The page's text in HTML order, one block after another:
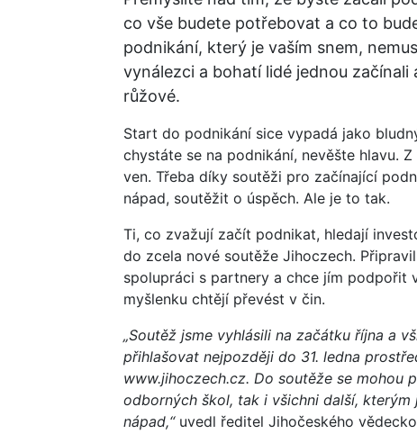
co vše budete potřebovat a co to
podnikání, který je vaším snem,
vynálezci a bohatí lidé jednou
růžové.
Start do podnikání sice vypadá jako
chystáte se na podnikání, nevěšte hlavu.
ven. Třeba díky soutěži pro začínající
nápad, soutěžit o úspěch. Ale je to tak.
Ti, co zvažují začít podnikat, hledají
do zcela nové soutěže Jihoczech.
spolupráci s partnery a chce jím podpořit
myšlenku chtějí převést v čin.
„Soutěž jsme vyhlásili na začátku října a
přihlašovat nejpozději do 31. ledna
www.jihoczech.cz. Do soutěže se mohou
odborných škol, tak i všichni další,
nápad,“uvedl ředitel Jihočeského